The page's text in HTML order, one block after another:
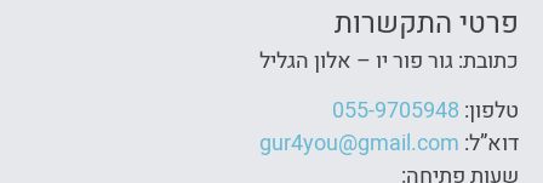
פרטי התקשרות
כתובת: גור פור יו – אלון הגליל
טלפון: 055-9705948
דוא”ל: gur4you@gmail.com
שעות פתיחה: